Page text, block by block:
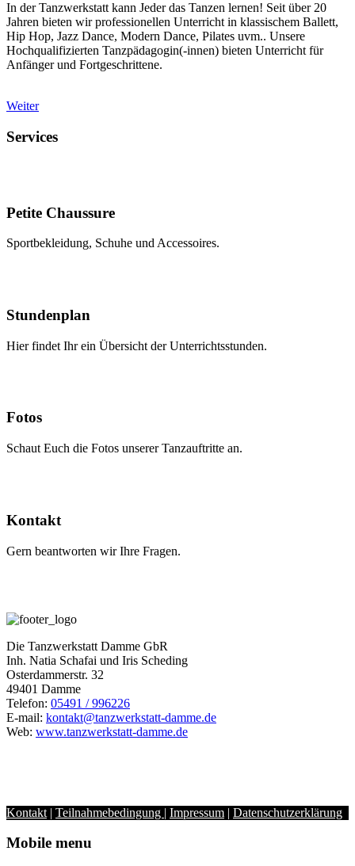
In der Tanzwerkstatt kann Jeder das Tanzen lernen! Seit über 20
Jahren bieten wir professionellen Unterricht in klassischem Ballett,
Hip Hop, Jazz Dance, Modern Dance, Pilates uvm.. Unsere
Hochqualifizierten Tanzpädagogin(-innen) bieten Unterricht für
Anfänger und Fortgeschrittene.
Weiter
Services
Petite Chaussure
Sportbekleidung, Schuhe und Accessoires.
Stundenplan
Hier findet Ihr ein Übersicht der Unterrichtsstunden.
Fotos
Schaut Euch die Fotos unserer Tanzauftritte an.
Kontakt
Gern beantworten wir Ihre Fragen.
Die Tanzwerkstatt Damme GbR
Inh. Natia Schafai und Iris Scheding
Osterdammerstr. 32
49401 Damme
Telefon: 05491 / 996226
E-mail: kontakt@tanzwerkstatt-damme.de
Web: www.tanzwerkstatt-damme.de
Kontakt | Teilnahmebedingung | Impressum | Datenschutzerklärung
Mobile menu